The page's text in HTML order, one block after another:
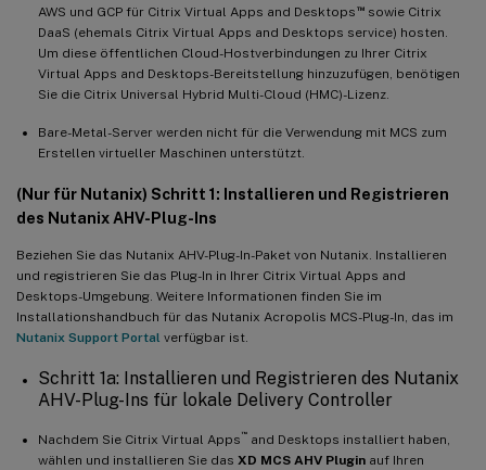
AWS und GCP für Citrix Virtual Apps and Desktops ™sowie Citrix
DaaS (ehemals Citrix Virtual Apps and Desktops service) hosten.
Um diese öffentlichen Cloud-Hostverbindungen zu Ihrer Citrix
Virtual Apps and Desktops-Bereitstellung hinzuzufügen, benötigen
Sie die Citrix Universal Hybrid Multi-Cloud (HMC)-Lizenz.
Bare-Metal-Server werden nicht für die Verwendung mit MCS zum
Erstellen virtueller Maschinen unterstützt.
(Nur für Nutanix) Schritt 1: Installieren und Registrieren
des Nutanix AHV-Plug-Ins
Beziehen Sie das Nutanix AHV-Plug-In-Paket von Nutanix. Installieren
und registrieren Sie das Plug-In in Ihrer Citrix Virtual Apps and
Desktops-Umgebung. Weitere Informationen finden Sie im
Installationshandbuch für das Nutanix Acropolis MCS-Plug-In, das im
Nutanix Support Portal verfügbar ist.
Schritt 1a: Installieren und Registrieren des Nutanix
AHV-Plug-Ins für lokale Delivery Controller
Nachdem Sie Citrix Virtual Apps ™
and Desktops installiert haben,
wählen und installieren Sie das XD MCS AHV Plugin auf Ihren